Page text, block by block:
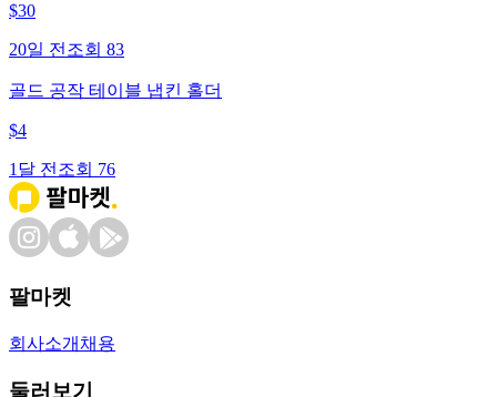
$30
20일 전 조회 83
골드 공작 테이블 냅킨 홀더
$4
1달 전 조회 76
팔마켓
회사소개 채용
둘러보기